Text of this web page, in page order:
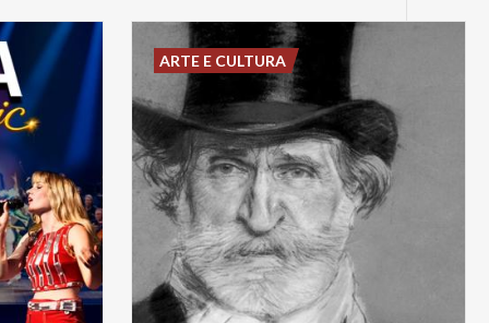
ARTE E CULTURA